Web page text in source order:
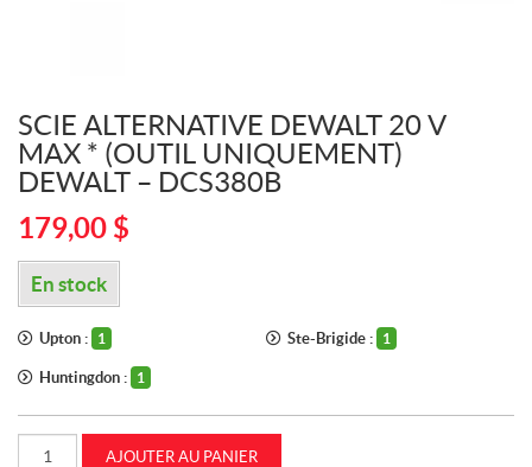
SCIE ALTERNATIVE DEWALT 20 V
MAX * (OUTIL UNIQUEMENT)
DEWALT – DCS380B
179,00 $
En stock
Upton : 1 Ste-Brigide : 1
Huntingdon : 1
AJOUTER AU PANIER